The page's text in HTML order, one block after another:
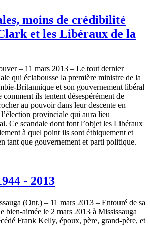
moins de crédibilité
et les Libéraux de la
– 11 mars 2013 – Le tout dernier
qui éclabousse la première ministre de la
Britannique et son gouvernement libéral
commentils tentent désespérémentde
au pouvoir dans leur descente en
l’élection provinciale qui aura lieu
. Ce scandale dontfontl’objetles Libéraux
à quel pointils sont éthiquementet
tant que gouvernementetparti politique.
- 2013
(Ont.) – 11 mars 2013 – Entouré de sa
bien-aimée le 2 mars 2013 à Mississauga
Frank Kelly, époux, père, grand-père, et